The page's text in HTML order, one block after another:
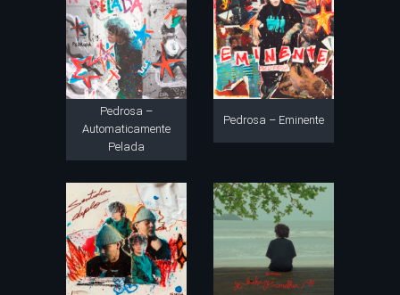
Pedrosa –
Automaticamente
Pelada
Pedrosa – Eminente